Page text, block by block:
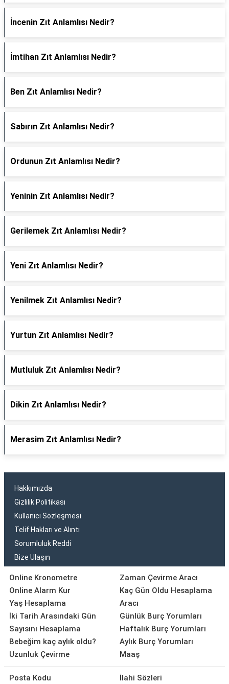
İncenin Zıt Anlamlısı Nedir?
İmtihan Zıt Anlamlısı Nedir?
Ben Zıt Anlamlısı Nedir?
Sabırın Zıt Anlamlısı Nedir?
Ordunun Zıt Anlamlısı Nedir?
Yeninin Zıt Anlamlısı Nedir?
Gerilemek Zıt Anlamlısı Nedir?
Yeni Zıt Anlamlısı Nedir?
Yenilmek Zıt Anlamlısı Nedir?
Yurtun Zıt Anlamlısı Nedir?
Mutluluk Zıt Anlamlısı Nedir?
Dikin Zıt Anlamlısı Nedir?
Merasim Zıt Anlamlısı Nedir?
Hakkımızda
Gizlilik Politikası
Kullanıcı Sözleşmesi
Telif Hakları ve Alıntı
Sorumluluk Reddi
Bize Ulaşın
Online Kronometre
Online Alarm Kur
Yaş Hesaplama
İki Tarih Arasındaki Gün
Sayısını Hesaplama
Bebeğim kaç aylık oldu?
Uzunluk Çevirme
Zaman Çevirme Aracı
Kaç Gün Oldu Hesaplama
Aracı
Günlük Burç Yorumları
Haftalık Burç Yorumları
Aylık Burç Yorumları
Maaş
Posta Kodu
İlahi Sözleri